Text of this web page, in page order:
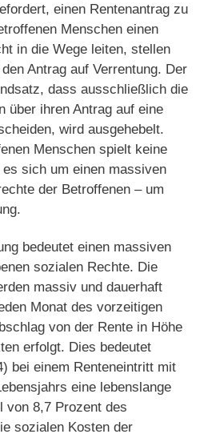
einen Rentenantrag zu
Menschen einen
in die Wege leiten, stellen
Antrag auf Verrentung. Der
dass ausschließlich die
über ihren Antrag auf eine
wird ausgehebelt.
Menschen spielt keine
sich um einen massiven
der Betroffenen – um
bedeutet einen massiven
sozialen Rechte. Die
massiv und dauerhaft
Monat des vorzeitigen
von der Rente in Höhe
erfolgt. Dies bedeutet
bei einem Renteneintritt mit
eine lebenslange
von 8,7 Prozent des
sozialen Kosten der